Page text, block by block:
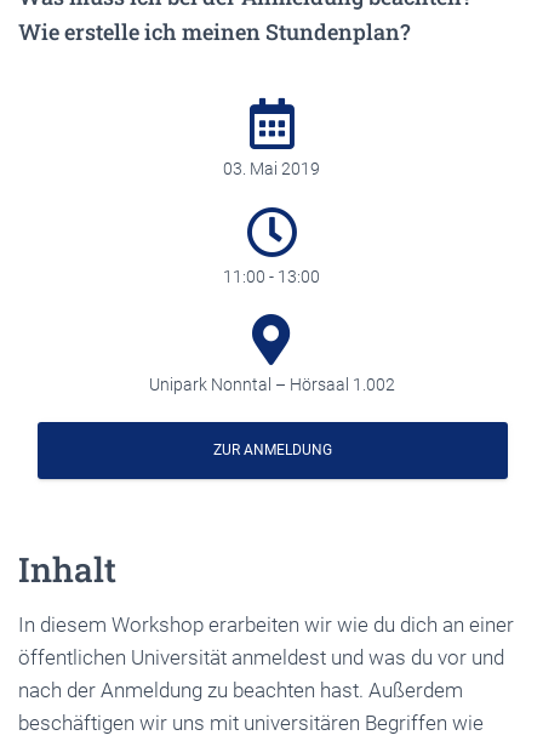
Wie erstelle ich meinen Stundenplan?
03. Mai 2019
11:00 - 13:00
Unipark Nonntal – Hörsaal 1.002
ZUR ANMELDUNG
Inhalt
In diesem Workshop erarbeiten wir wie du dich an einer
öffentlichen Universität anmeldest und was du vor und
nach der Anmeldung zu beachten hast. Außerdem
beschäftigen wir uns mit universitären Begriffen wie